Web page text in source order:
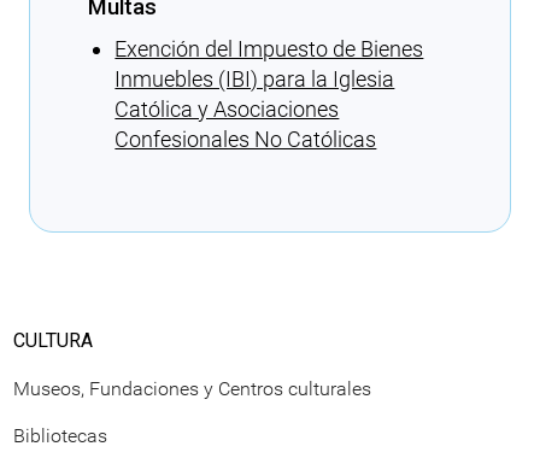
Multas
Exención del Impuesto de Bienes
Inmuebles (IBI) para la Iglesia
Católica y Asociaciones
Confesionales No Católicas
CULTURA
Museos, Fundaciones y Centros culturales
Bibliotecas